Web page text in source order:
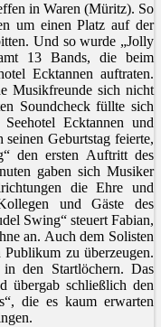
in Waren (Müritz). So
um einen Platz auf der
Und so wurde „Jolly
13 Bands, die beim
Ecktannen auftraten.
Musikfreunde sich nicht
Soundcheck füllte sich
Ecktannen und
Geburtstag feierte,
den ersten Auftritt des
gaben sich Musiker
die Ehre und
und Gäste des
Swing“ steuert Fabian,
an. Auch dem Solisten
zu überzeugen.
den Startlöchern. Das
übergab schließlich den
die es kaum erwarten